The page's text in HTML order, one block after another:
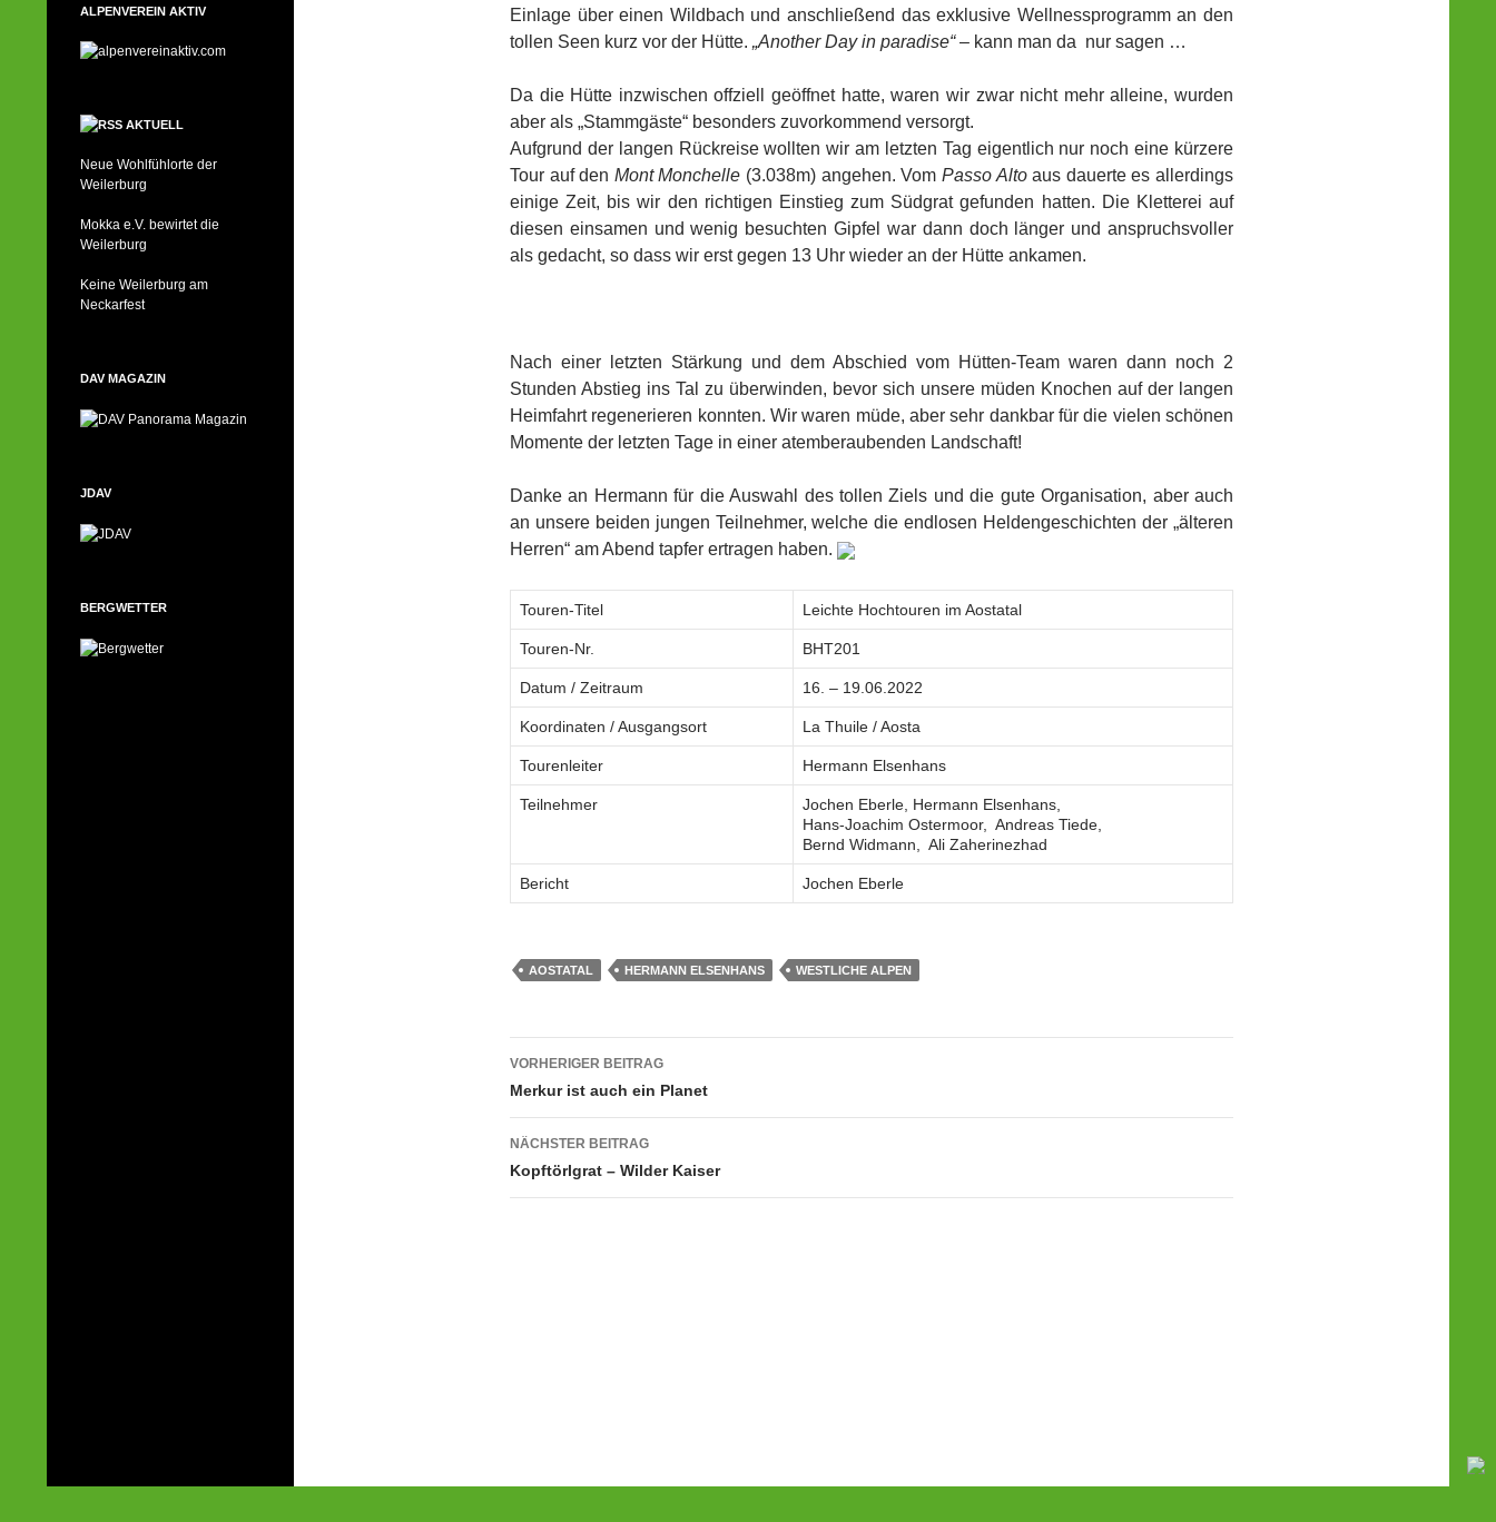
Einlage über einen Wildbach und anschließend das exklusive Wellnessprogramm an den
tollen Seen kurz vor der Hütte. „Another Day in paradise“– kann man da nur sagen …
Da die Hütte inzwischen offziell geöffnet hatte, waren wir zwar nicht mehr alleine, wurden
aber als „Stammgäste“ besonders zuvorkommend versorgt.
Aufgrund der langen Rückreise wollten wir am letzten Tag eigentlich nur noch eine kürzere
Tour auf den Mont Monchelle (3.038m) angehen. Vom Passo Altoaus dauerte es allerdings
einige Zeit, bis wir den richtigen Einstieg zum Südgrat gefunden hatten. Die Kletterei auf
diesen einsamen und wenig besuchten Gipfel war dann doch länger und anspruchsvoller
als gedacht, so dass wir erst gegen 13 Uhr wieder an der Hütte ankamen.
Nach einer letzten Stärkung und dem Abschied vom Hütten-Team waren dann noch 2
Stunden Abstieg ins Tal zu überwinden, bevor sich unsere müden Knochen auf der langen
Heimfahrt regenerieren konnten. Wir waren müde, aber sehr dankbar für die vielen schönen
Momente der letzten Tage in einer atemberaubenden Landschaft!
Danke an Hermann für die Auswahl des tollen Ziels und die gute Organisation, aber auch
an unsere beiden jungen Teilnehmer, welche die endlosen Heldengeschichten der „älteren
Herren“ am Abend tapfer ertragen haben.
Touren-Titel Leichte Hochtouren im Aostatal
Touren-Nr. BHT201
Datum / Zeitraum 16. – 19.06.2022
Koordinaten / Ausgangsort La Thuile / Aosta
Tourenleiter Hermann Elsenhans
Teilnehmer
Jochen Eberle, Hermann Elsenhans,
Hans-Joachim Ostermoor, Andreas Tiede,
Bernd Widmann, Ali Zaherinezhad
Bericht Jochen Eberle
AOSTATAL HERMANN ELSENHANS WESTLICHE ALPEN
Beitragsnavigation
VORHERIGER BEITRAG
Merkur ist auch ein Planet
NÄCHSTER BEITRAG
Kopftörlgrat – Wilder Kaiser
ALPENVEREIN AKTIV
AKTUELL
Neue Wohlfühlorte der
Weilerburg
Mokka e.V. bewirtet die
Weilerburg
Keine Weilerburg am
Neckarfest
DAV MAGAZIN
JDAV
BERGWETTER